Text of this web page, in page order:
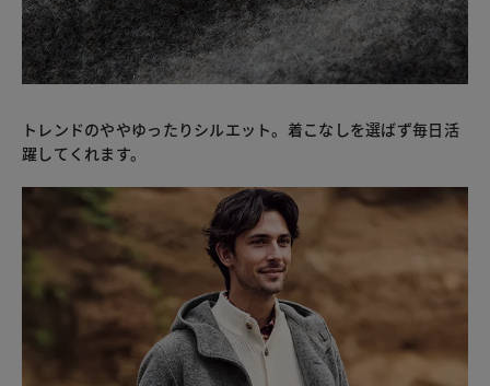
トレンドのややゆったりシルエット。着こなしを選ばず毎日活
躍してくれます。